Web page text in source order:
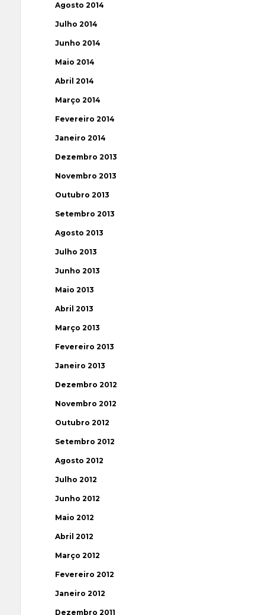
Agosto 2014
Julho 2014
Junho 2014
Maio 2014
Abril 2014
Março 2014
Fevereiro 2014
Janeiro 2014
Dezembro 2013
Novembro 2013
Outubro 2013
Setembro 2013
Agosto 2013
Julho 2013
Junho 2013
Maio 2013
Abril 2013
Março 2013
Fevereiro 2013
Janeiro 2013
Dezembro 2012
Novembro 2012
Outubro 2012
Setembro 2012
Agosto 2012
Julho 2012
Junho 2012
Maio 2012
Abril 2012
Março 2012
Fevereiro 2012
Janeiro 2012
Dezembro 2011